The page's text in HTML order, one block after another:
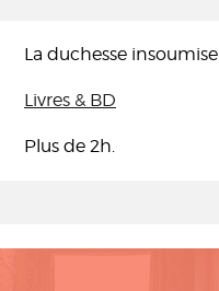
La duchesse insoumise
Livres & BD
Plus de 2h.